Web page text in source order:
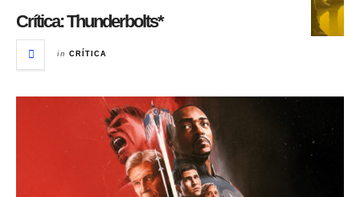
Crítica: Thunderbolts*
in CRÍTICA